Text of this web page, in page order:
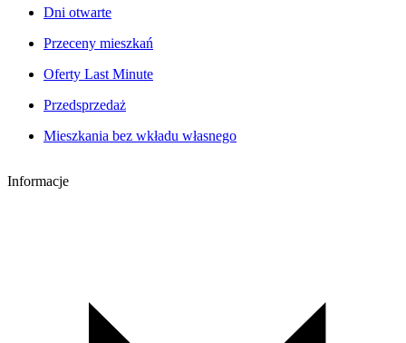
Dni otwarte
Przeceny mieszkań
Oferty Last Minute
Przedsprzedaż
Mieszkania bez wkładu własnego
Informacje